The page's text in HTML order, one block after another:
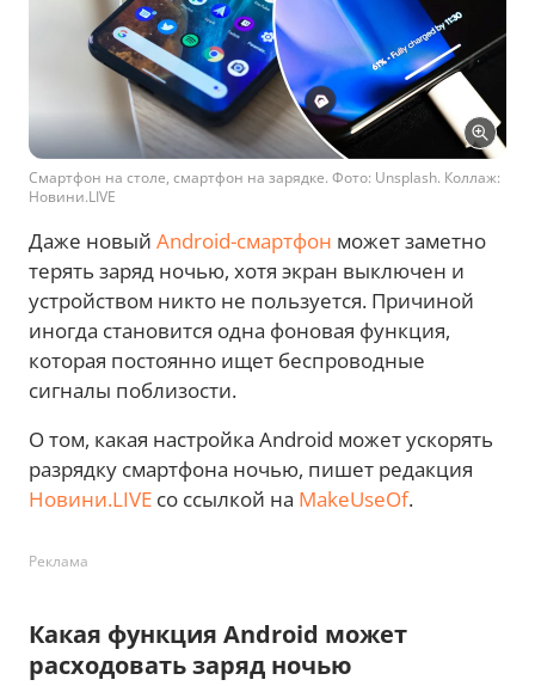
Смартфон на столе, смартфон на зарядке. Фото: Unsplash. Коллаж:
Новини.LIVE
Даже новый Android-смартфон может заметно
терять заряд ночью, хотя экран выключен и
устройством никто не пользуется. Причиной
иногда становится одна фоновая функция,
которая постоянно ищет беспроводные
сигналы поблизости.
О том, какая настройка Android может ускорять
разрядку смартфона ночью, пишет редакция
Новини.LIVE со ссылкой на MakeUseOf.
Реклама
Какая функция Android может
расходовать заряд ночью